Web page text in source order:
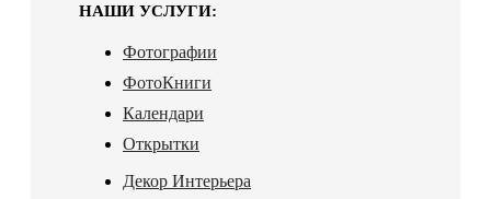
НАШИ УСЛУГИ:
Фотографии
ФотоКниги
Календари
Открытки
Декор Интерьера